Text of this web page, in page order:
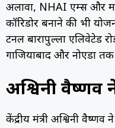
अलावा, NHAI एम्स और
कॉरिडोर बनाने की भी
टनल बारापुल्ला एलिवेटेड
गाजियाबाद और नोएडा
अश्विनी वैष्णव
केंद्रीय मंत्री अश्विनी